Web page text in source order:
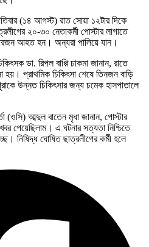
(১৪ আগস্ট) রাত সোয়া ১২টার দিকে
২০-৩০ নেতাকর্মী পোস্টার লাগাতে
আহত হন। অন্যরা পালিয়ে যান।
ডা. রিপল বাপ্পি চাকমা জানান, রাতে
প্রাথমিক চিকিৎসা শেষে তিনজন বাড়ি
উন্নত চিকিৎসার জন্য চমেক হাসপাতালে
(ওসি) আব্দুল বাতেন মৃধা জানান, পোস্টার
পেয়েছিলাম। এ ঘটনার সত্যতা নিশ্চিতে
নিষিদ্ধ ঘোষিত ছাত্রলীগের কর্মী হলে